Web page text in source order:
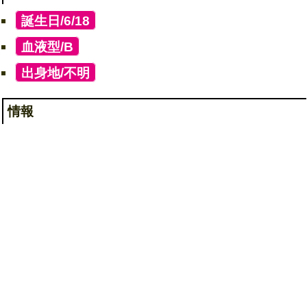
誕生日/6/18
血液型/B
出身地/不明
情報